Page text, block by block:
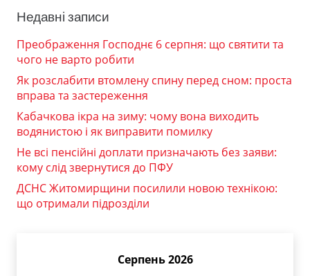
Недавні записи
Преображення Господнє 6 серпня: що святити та
чого не варто робити
Як розслабити втомлену спину перед сном: проста
вправа та застереження
Кабачкова ікра на зиму: чому вона виходить
водянистою і як виправити помилку
Не всі пенсійні доплати призначають без заяви:
кому слід звернутися до ПФУ
ДСНС Житомирщини посилили новою технікою:
що отримали підрозділи
Серпень 2026